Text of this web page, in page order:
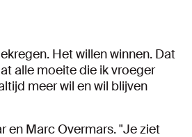
Het willen winnen. Dat
alle moeite die ik vroeger
meer wil en wil blijven
en Marc Overmars. "Je ziet